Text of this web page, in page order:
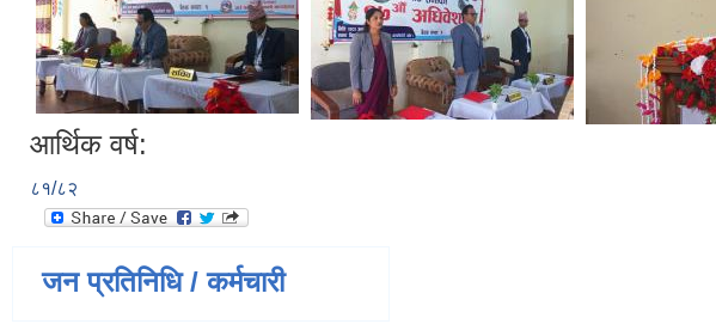
आर्थिक वर्ष:
८१/८२
जन प्रतिनिधि / कर्मचारी